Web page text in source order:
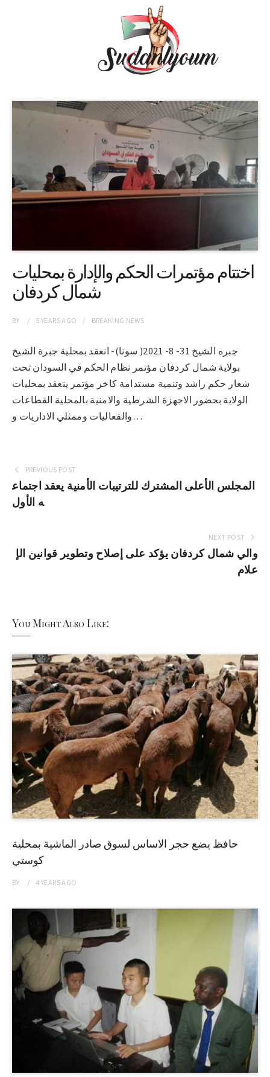
اختتام مؤتمرات الحكم والإدارة بمحليات
شمال كردفان
BY 5 YEARSAGO BREAKING NEWS
جبره الشيخ 31- 8- 2021( سونا)- انعقد بمحلية جبرة الشيخ
بولاية شمال كردفان مؤتمر نظام الحكم في السودان تحت
شعار حكم راشد وتنمية مستدامة كاخر مؤتمر ينعقد بمحليات
الولاية بحضور الاجهزة الشرطية والامنية بالمحلية القطاعات
والفعاليات وممثلي الاداريات و…
PREVIOUS POST
المجلس الأعلى المشترك للترتيبات الأمنية يعقد اجتماع
ه الأول
NEXT POST
والي شمال كردفان يؤكد على إصلاح وتطوير قوانين الإ
علام
You Might Also Like:
حافظ يضع حجر الاساس لسوق صادر الماشية بمحلية
كوستي
BY 4 YEARSAGO